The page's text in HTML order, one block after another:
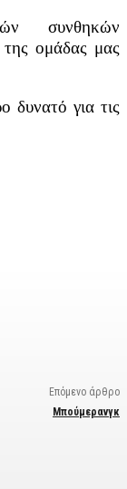
συνθηκών
ομάδας μας
δυνατό για τις
Επόμενο άρθρο
Μπούμερανγκ